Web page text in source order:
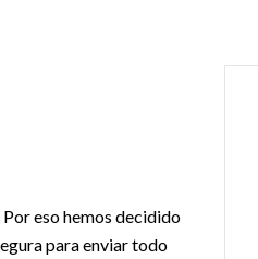
Por eso hemos decidido
para enviar todo